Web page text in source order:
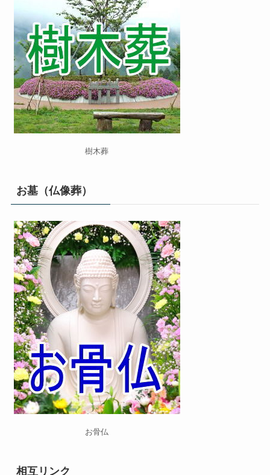
樹木葬
お墓（仏像葬）
お骨仏
相互リンク